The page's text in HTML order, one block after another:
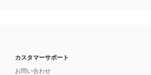
カスタマーサポート
お問い合わせ